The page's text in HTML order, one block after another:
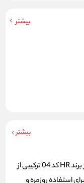
بیشتر
بیشتر
ست لباس زیر شورت و سوتین فنردار تورگاز برند HR کد 04 ترکیبی از